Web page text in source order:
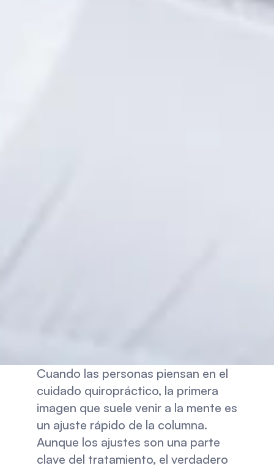
Cuando las personas piensan en el
cuidado quiropráctico, la primera
imagen que suele venir a la mente es
un ajuste rápido de la columna.
Aunque los ajustes son una parte
clave del tratamiento, el verdadero